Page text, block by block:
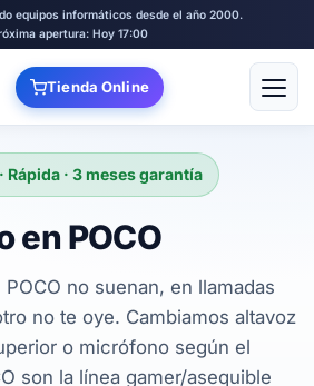
equipos informáticos desde el año 2000.
apertura: Hoy 17:00
Tienda Online Abrir
Rápida · 3 meses garantía
en POCO
no suenan, en llamadas
no te oye. Cambiamos altavoz
o micrófono según el
son la línea gamer/asequible